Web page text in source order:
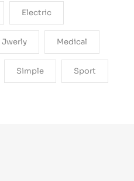
Electric
Jwerly Medical
Simple Sport